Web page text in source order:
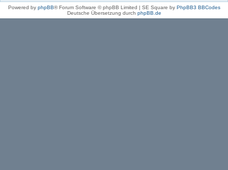
Powered by phpBB® Forum Software © phpBB Limited | SE Square by PhpBB3 BBCodes
Deutsche Übersetzung durch phpBB.de